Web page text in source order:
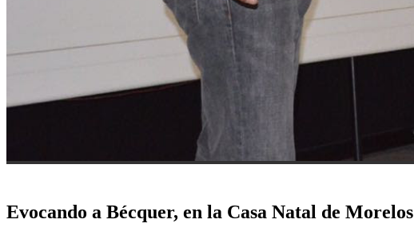
Evocando a Bécquer, en la Casa Natal de Morelos